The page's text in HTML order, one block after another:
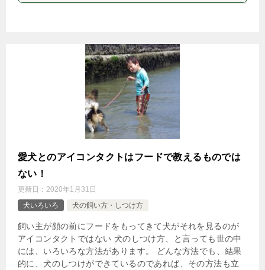
愛犬とのアイコンタクトはフードで教えるものでは
ない！
更新日： 2020年1月31日
犬いろいろ
犬の飼い方・しつけ方
飼い主が顔の前にフードをもってきて犬がそれを見るのが
アイコンタクトではない 犬のしつけ方、と言っても世の中
には、いろいろな方法があります。 どんな方法でも、結果
的に、犬のしつけができているのであれば、その方法も立